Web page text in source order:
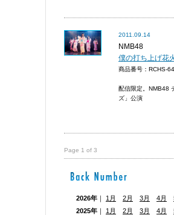
2011.09.14
NMB48
僕の打ち上げ花
商品番号：RCHS-
配信限定。NMB48
ズ」公演
Page 1 of 3
2026年 ｜ 1月 2月 3月 4月
2025年 ｜ 1月 2月 3月 4月